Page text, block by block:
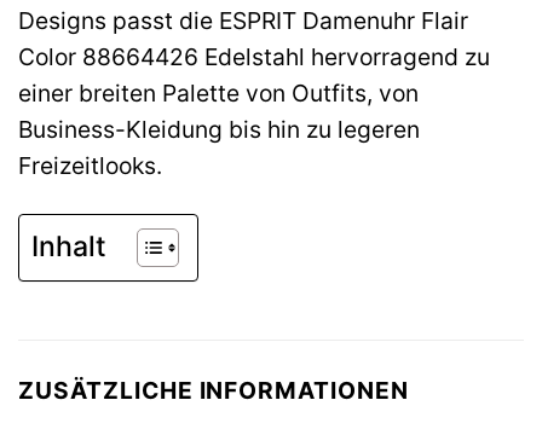
Designs passt die ESPRIT Damenuhr Flair
Color 88664426 Edelstahl hervorragend zu
einer breiten Palette von Outfits, von
Business-Kleidung bis hin zu legeren
Freizeitlooks.
Inhalt
ZUSÄTZLICHE INFORMATIONEN